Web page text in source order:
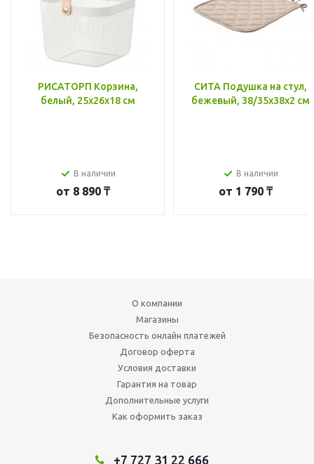
РИСАТОРП Корзина,
белый, 25x26x18 см
В наличии
от 8 890 ₸
СИТА Подушка на стул,
бежевый, 38/35x38x2 см
В наличии
от 1 790 ₸
О компании
Магазины
Безопасность онлайн платежей
Договор оферта
Условия доставки
Гарантия на товар
Дополнительные услуги
Как оформить заказ
+7 727 31 22 666